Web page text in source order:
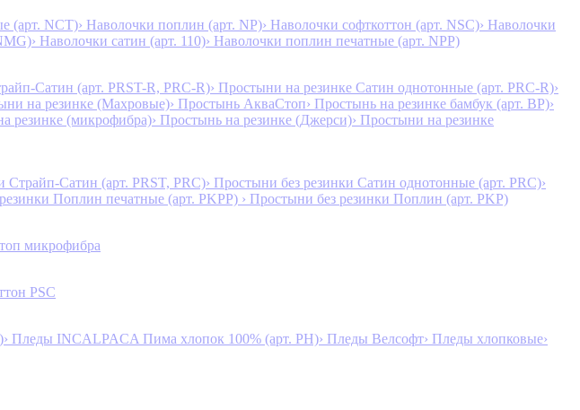
(арт. NCT)› Наволочки поплин (арт. NP)› Наволочки софткоттон (арт. NSC)› Наволочки
› Наволочки сатин (арт. 110)› Наволочки поплин печатные (арт. NPP)
Сатин (арт. PRST-R, PRC-R)› Простыни на резинке Сатин однотонные (арт. PRC-R)›
на резинке (Махровые)› Простынь АкваСтоп› Простынь на резинке бамбук (арт. BP)›
резинке (микрофибра)› Простынь на резинке (Джерси)› Простыни на резинке
Страйп-Сатин (арт. PRST, PRC)› Простыни без резинки Сатин однотонные (арт. PRC)›
Поплин печатные (арт. PKPP) › Простыни без резинки Поплин (арт. PKP)
микрофибра
PSC
› Пледы INCALPACA Пима хлопок 100% (арт. PH)› Пледы Велсофт› Пледы хлопковые›